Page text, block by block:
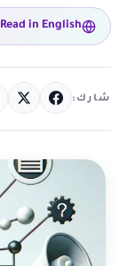
Read in English
شارك: